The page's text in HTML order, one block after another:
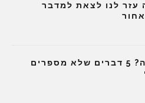
עזר לנו לצאת למדבר
הוזמנתם לשבוע ביאכטה? 5 דברים שלא מספרים